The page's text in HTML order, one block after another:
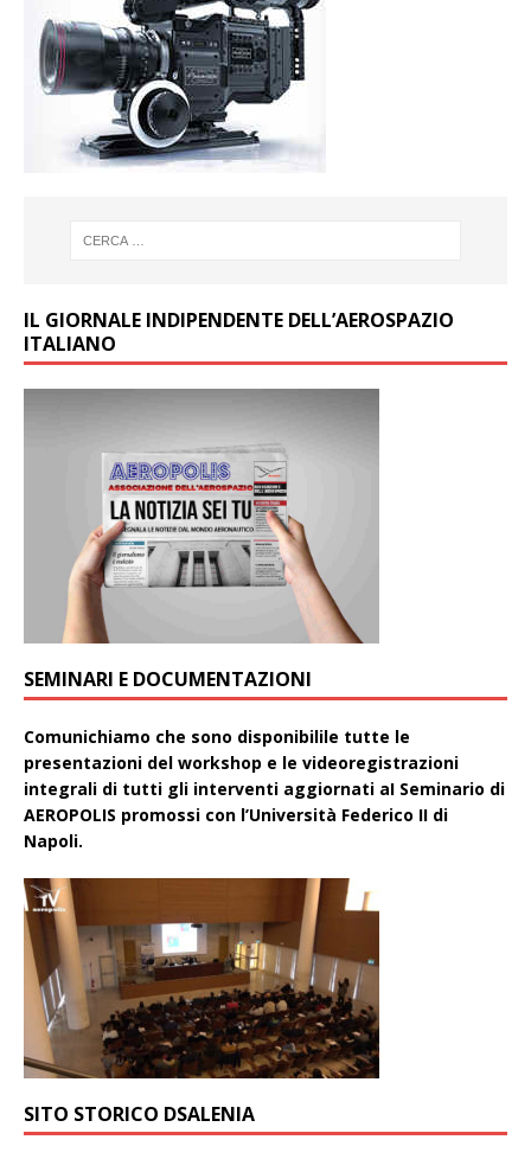
IL GIORNALE INDIPENDENTE DELL’AEROSPAZIO
ITALIANO
SEMINARI E DOCUMENTAZIONI
Comunichiamo che sono disponibilile tutte le
presentazioni del workshop e le videoregistrazioni
integrali di tutti gli interventi aggiornati aI Seminario di
AEROPOLIS promossi con l’Università Federico II di
Napoli.
SITO STORICO DSALENIA